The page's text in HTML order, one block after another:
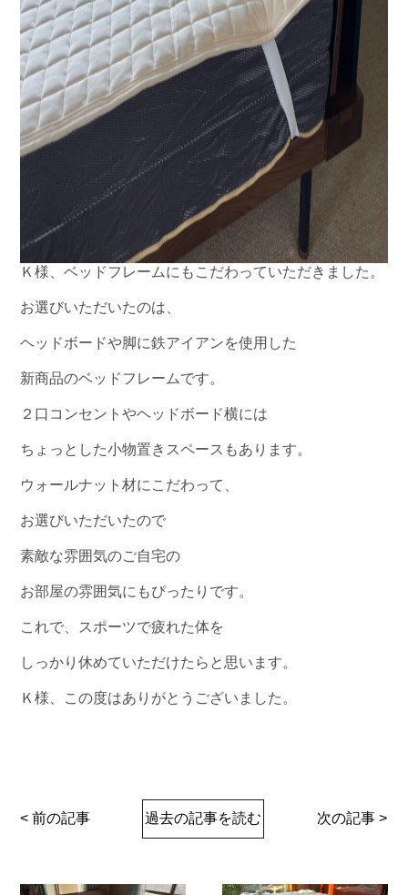
Ｋ様、ベッドフレームにもこだわっていただきました。
お選びいただいたのは、
ヘッドボードや脚に鉄アイアンを使用した
新商品のベッドフレームです。
２口コンセントやヘッドボード横には
ちょっとした小物置きスペースもあります。
ウォールナット材にこだわって、
お選びいただいたので
素敵な雰囲気のご自宅の
お部屋の雰囲気にもぴったりです。
これで、スポーツで疲れた体を
しっかり休めていただけたらと思います。
Ｋ様、この度はありがとうございました。
< 前の記事 過去の記事を読む 次の記事 >